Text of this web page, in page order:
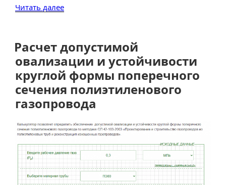
Читать далее«Расчет
труб,
заглушек
и
переходов
газопровода»
Расчет допустимой
овализации и устойчивости
круглой формы поперечного
сечения полиэтиленового
газопровода